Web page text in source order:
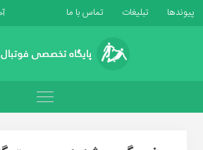
پیوندها تبلیغات تماس با ما